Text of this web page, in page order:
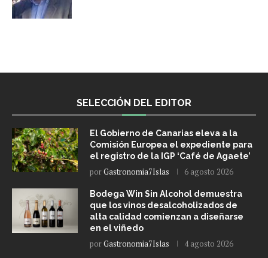
SELECCIÓN DEL EDITOR
El Gobierno de Canarias eleva a la
Comisión Europea el expediente para
el registro de la IGP ‘Café de Agaete’
porGastronomia7Islas 6 agosto 2026
Bodega Win Sin Alcohol demuestra
que los vinos desalcoholizados de
alta calidad comienzan a diseñarse
en el viñedo
porGastronomia7Islas 4 agosto 2026